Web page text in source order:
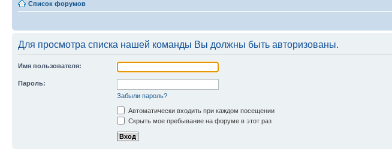
Список форумов
Для просмотра списка нашей команды Вы должны быть авторизованы.
Имя пользователя:
Пароль:
Забыли пароль?
Автоматически входить при каждом посещении
Скрыть мое пребывание на форуме в этот раз